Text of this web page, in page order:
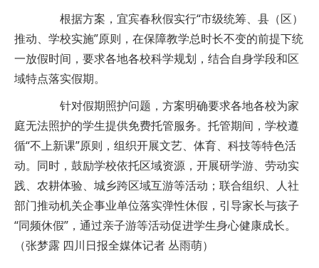
根据方案，宜宾春秋假实行“市级统筹、县（区）
推动、学校实施”原则，在保障教学总时长不变的前提下统
一放假时间，要求各地各校科学规划，结合自身学段和区
域特点落实假期。
针对假期照护问题，方案明确要求各地各校为家
庭无法照护的学生提供免费托管服务。托管期间，学校遵
循“不上新课”原则，组织开展文艺、体育、科技等特色活
动。同时，鼓励学校依托区域资源，开展研学游、劳动实
践、农耕体验、城乡跨区域互游等活动；联合组织、人社
部门推动机关企事业单位落实弹性休假，引导家长与孩子
“同频休假”，通过亲子游等活动促进学生身心健康成长。
（张梦露 四川日报全媒体记者 丛雨萌）